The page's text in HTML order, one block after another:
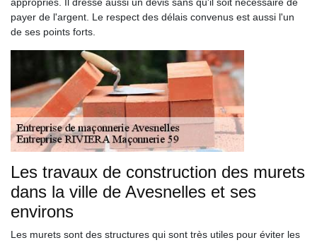
payer de l'argent. Le respect des délais convenus est aussi l'un
de ses points forts.
Les travaux de construction des murets
dans la ville de Avesnelles et ses
environs
Les murets sont des structures qui sont très utiles pour éviter les